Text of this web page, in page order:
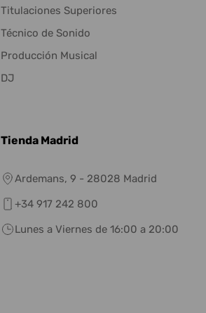
Titulaciones Superiores
Técnico de Sonido
Producción Musical
DJ
Tienda Madrid
Ardemans, 9 - 28028 Madrid
+34 917 242 800
Lunes a Viernes de 16:00 a 20:00